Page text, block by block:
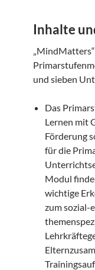
Inhalte
und sieben
Das
Lernen mit
Förderung
für die
Modul
wichtige
zum sozial-